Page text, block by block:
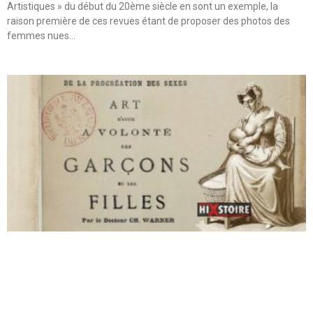
Artistiques » du début du 20ème siècle en sont un exemple, la
raison première de ces revues étant de proposer des photos des
femmes nues…